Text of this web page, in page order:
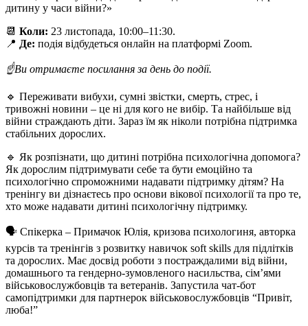
дитину у часи війни?»
📆 Коли: 23 листопада, 10:00–11:30.
📍 Де: подія відбудеться онлайн на платформі Zoom.
☝️Ви отримаєте посилання за день до події.
🔹 Переживати вибухи, сумні звістки, смерть, стрес, і
тривожні новини – це ні для кого не вибір. Та найбільше від
війни страждають діти. Зараз їм як ніколи потрібна підтримка
стабільних дорослих.
🔹 Як розпізнати, що дитині потрібна психологічна допомога?
Як дорослим підтримувати себе та бути емоційно та
психологічно спроможними надавати підтримку дітям? На
тренінгу ви дізнаєтесь про основи вікової психології та про те,
хто може надавати дитині психологічну підтримку.
🗣 Спікерка – Примачок Юлія, кризова психологиня, авторка
курсів та тренінгів з розвитку навичок soft skills для підлітків
та дорослих. Має досвід роботи з постраждалими від війни,
домашнього та гендерно-зумовленого насильства, сімʼями
військовослужбовців та ветеранів. Запустила чат-бот
самопідтримки для партнерок військовослужбовців “Привіт,
люба!”